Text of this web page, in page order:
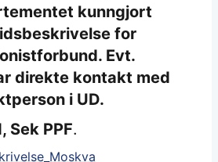
kunngjort
for
Evt.
direkte kontakt med
i UD.
Sek PPF.